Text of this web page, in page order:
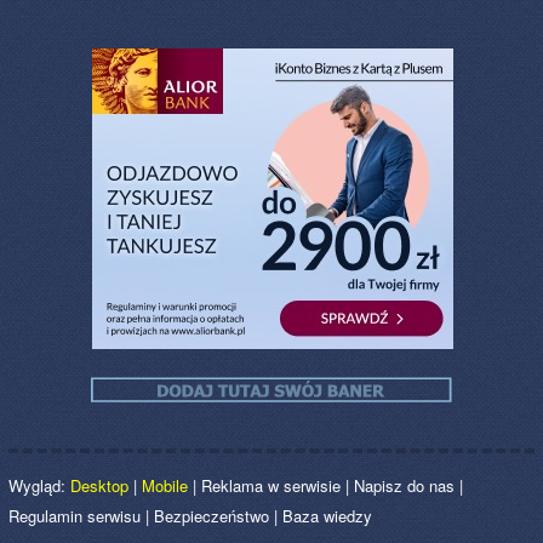
Wygląd:Desktop| Mobile | Reklama w serwisie | Napisz do nas |
Regulamin serwisu | Bezpieczeństwo | Baza wiedzy